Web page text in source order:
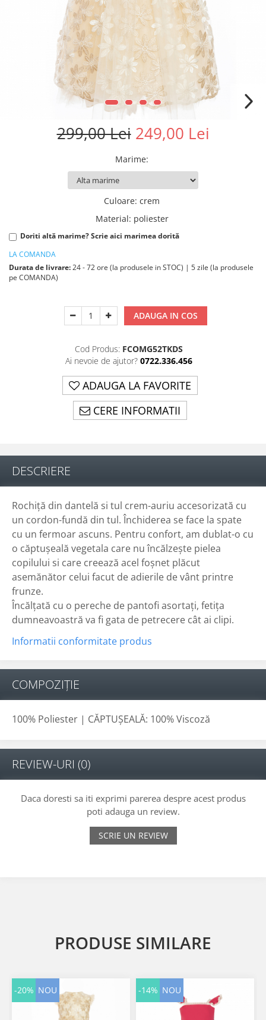
299,00 Lei 249,00 Lei
Marime:
Culoare: crem
Material: poliester
Doriti altă marime? Scrie aici marimea dorită
LA COMANDA
Durata de livrare:24 - 72 ore (la produsele in STOC) | 5 zile (la produsele
pe COMANDA)
ADAUGA IN COS
Cod Produs: FCOMG52TKDS
Ai nevoie de ajutor? 0722.336.456
ADAUGA LA FAVORITE
CERE INFORMATII
DESCRIERE
Rochiță din dantelă si tul crem-auriu accesorizată cu
un cordon-fundă din tul. Închiderea se face la spate
cu un fermoar ascuns. Pentru confort, am dublat-o cu
o căptușeală vegetala care nu încălzește pielea
copilului si care creează acel foșnet plăcut
asemănător celui facut de adierile de vânt printre
frunze.
Încălțată cu o pereche de pantofi asortați, fetița
dumneavoastră va fi gata de petrecere cât ai clipi.
Informatii conformitate produs
COMPOZIȚIE
100% Poliester | CĂPTUȘEALĂ: 100% Viscoză
REVIEW-URI (0)
Daca doresti sa iti exprimi parerea despre acest produs
poti adauga un review.
SCRIE UN REVIEW
PRODUSE SIMILARE
-20% NOU -14% NOU